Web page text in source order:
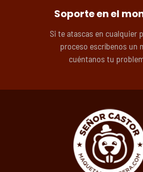
Soporte en el
Si te atascas en cualquier
proceso escríbenos un
cuéntanos tu